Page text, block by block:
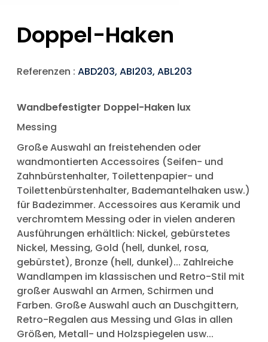
Doppel-Haken
Referenzen : ABD203, ABI203, ABL203
Wandbefestigter Doppel-Haken lux
Messing
Große Auswahl an freistehenden oder
wandmontierten Accessoires (Seifen- und
Zahnbürstenhalter, Toilettenpapier- und
Toilettenbürstenhalter, Bademantelhaken usw.)
für Badezimmer. Accessoires aus Keramik und
verchromtem Messing oder in vielen anderen
Ausführungen erhältlich: Nickel, gebürstetes
Nickel, Messing, Gold (hell, dunkel, rosa,
gebürstet), Bronze (hell, dunkel)... Zahlreiche
Wandlampen im klassischen und Retro-Stil mit
großer Auswahl an Armen, Schirmen und
Farben. Große Auswahl auch an Duschgittern,
Retro-Regalen aus Messing und Glas in allen
Größen, Metall- und Holzspiegelen usw...